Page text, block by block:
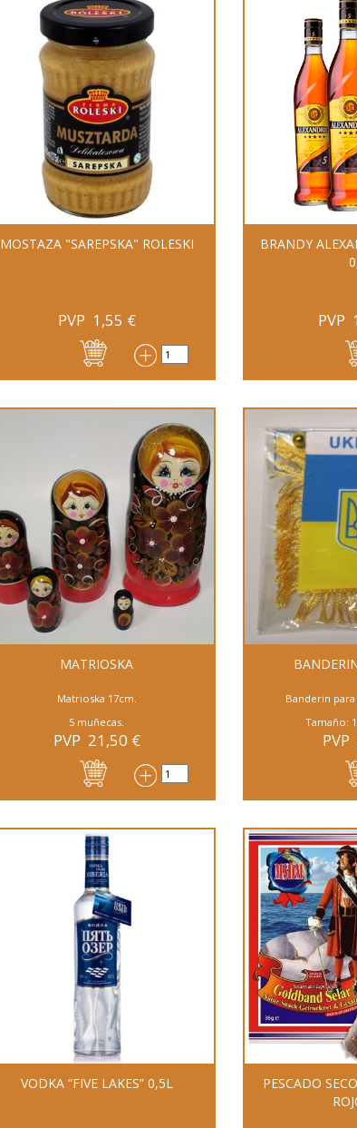
MOSTAZA "SAREPSKA" ROLESKI
PVP 1,55 €
BRANDY
PVP
MATRIOSKA
Matrioska 17cm.
5 muñecas.
PVP 21,50 €
Banderin
Tamaño:
PVP
VODKA “FIVE LAKES” 0,5L
PESCADO